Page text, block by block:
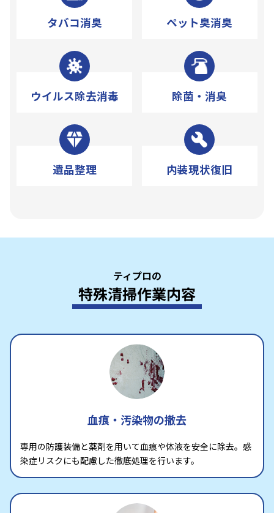
タバコ消臭 ペット臭消臭
ウイルス除去消毒 除菌・消臭
遺品整理 内装現状復旧
ティプロの
特殊清掃作業内容
血痕・汚染物の撤去
専用の防護装備と薬剤を用いて血痕や体液を安全に除去。感
染症リスクにも配慮した徹底処理を行います。